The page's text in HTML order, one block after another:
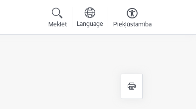
Meklēt Language Piekļūstamība